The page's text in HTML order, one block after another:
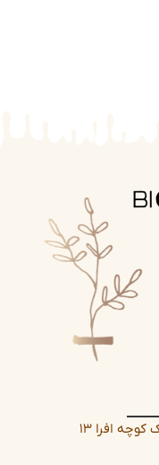
افرا ۱۳